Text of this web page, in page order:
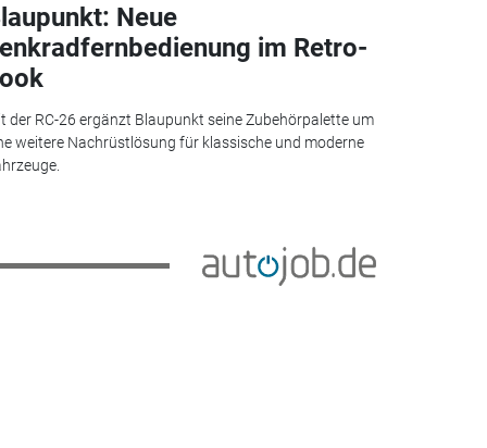
Neue
im Retro-
der RC-26 ergänzt Blaupunkt seine Zubehörpalette um
weitere Nachrüstlösung für klassische und moderne